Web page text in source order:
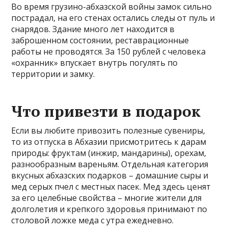
Во время грузино-абхазской войны замок сильно
пострадал, на его стенах остались следы от пуль и
снарядов. Здание много лет находится в
заброшенном состоянии, реставрационные
работы не проводятся. За 150 рублей с человека
«охранник» впускает внутрь погулять по
территории и замку.
Что привезти в подарок
Если вы любите привозить полезные сувениры,
то из отпуска в Абхазии присмотритесь к дарам
природы: фруктам (инжир, мандарины), орехам,
разнообразным вареньям. Отдельная категория
вкусных абхазских подарков – домашние сыры и
мед серых пчел с местных пасек. Мед здесь ценят
за его целебные свойства – многие жители для
долголетия и крепкого здоровья принимают по
столовой ложке меда с утра ежедневно.